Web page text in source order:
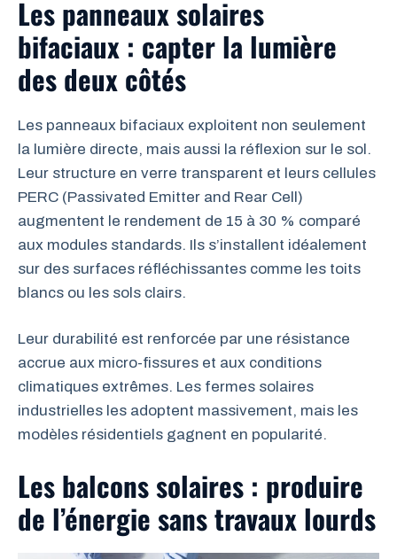
Les panneaux solaires
bifaciaux : capter la lumière
des deux côtés
Les panneaux bifaciaux exploitent non seulement
la lumière directe, mais aussi la réflexion sur le sol.
Leur structure en verre transparent et leurs cellules
PERC (Passivated Emitter and Rear Cell)
augmentent le rendement de 15 à 30 % comparé
aux modules standards. Ils s’installent idéalement
sur des surfaces réfléchissantes comme les toits
blancs ou les sols clairs.
Leur durabilité est renforcée par une résistance
accrue aux micro-fissures et aux conditions
climatiques extrêmes. Les fermes solaires
industrielles les adoptent massivement, mais les
modèles résidentiels gagnent en popularité.
Les balcons solaires : produire
de l’énergie sans travaux lourds